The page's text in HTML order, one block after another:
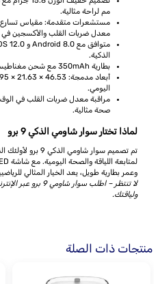
مم لراحة مثالية.
مستشعرات متقدمة: مقياس
معدل ضربات القلب والأكسجين
الذكية.
بطارية 350mAh مع شحن مغناطيسي فعال لاستخدام موثوق طوال اليوم.
اليومي.
مراقبة معدل ضربات القلب في الوقت
صحة مثالية.
لماذا تختار سوار شاومي الذكي 9 برو
تم تصميم سوار
وعمر بطارية طويل، يعد الخيار المثالي
لا تنتظر – اطلب
ولياقتك.
منتجات ذات الصلة